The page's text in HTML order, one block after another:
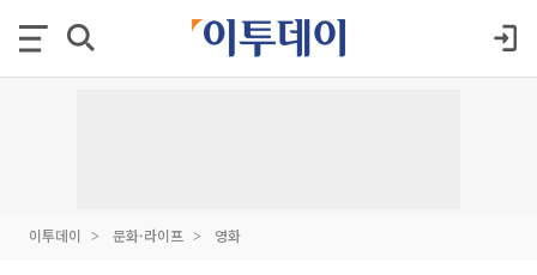
이투데이 문화·라이프 영화